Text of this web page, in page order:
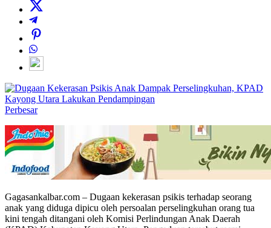
Perbesar
Gagasankalbar.com – Dugaan kekerasan psikis terhadap seorang
anak yang diduga dipicu oleh persoalan perselingkuhan orang tua
kini tengah ditangani oleh Komisi Perlindungan Anak Daerah